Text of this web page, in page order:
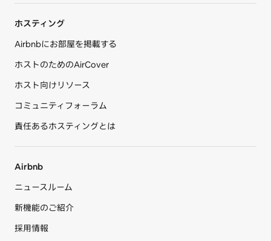
ホスティング
Airbnbにお部屋を掲載する
ホストのためのAirCover
ホスト向けリソース
コミュニティフォーラム
責任あるホスティングとは
Airbnb
ニュースルーム
新機能のご紹介
採用情報